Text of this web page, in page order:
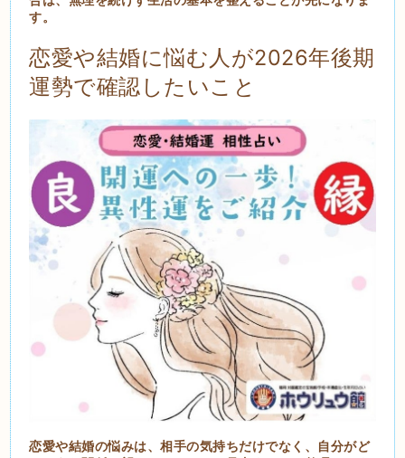
す。
恋愛や結婚に悩む人が2026年後期
運勢で確認したいこと
恋愛や結婚の悩みは、相手の気持ちだけでなく、自分がど